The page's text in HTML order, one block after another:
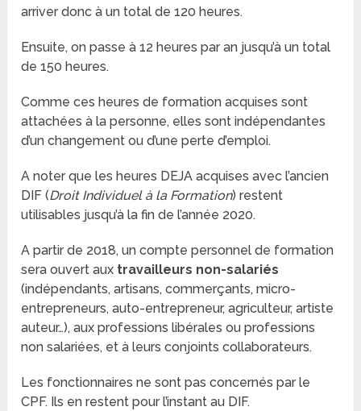
arriver donc à un total de 120 heures.
Ensuite, on passe à 12 heures par an jusqu’à un total
de 150 heures.
Comme ces heures de formation acquises sont
attachées à la personne, elles sont indépendantes
d’un changement ou d’une perte d’emploi.
A noter que les heures DEJA acquises avec l’ancien
DIF (Droit Individuel à la Formation) restent
utilisables jusqu’à la fin de l’année 2020.
A partir de 2018, un compte personnel de formation
sera ouvert aux travailleurs non-salariés
(indépendants, artisans, commerçants, micro-
entrepreneurs, auto-entrepreneur, agriculteur, artiste
auteur…), aux professions libérales ou professions
non salariées, et à leurs conjoints collaborateurs.
Les fonctionnaires ne sont pas concernés par le
CPF. Ils en restent pour l’instant au DIF.